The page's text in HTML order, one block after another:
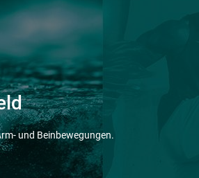
und Beinbewegungen.